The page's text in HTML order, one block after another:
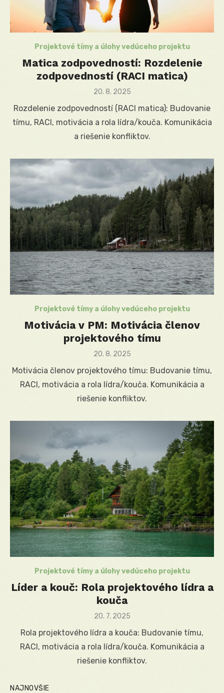
Projektové tímy a úlohy vedúceho projektu
Matica zodpovedností: Rozdelenie
zodpovedností (RACI matica)
Posted
20. 8. 2025
Rozdelenie zodpovedností (RACI matica): Budovanie
tímu, RACI, motivácia a rola lídra/kouča. Komunikácia
a riešenie konfliktov.
Projektové tímy a úlohy vedúceho projektu
Motivácia v PM: Motivácia členov
projektového tímu
Posted
20. 8. 2025
Motivácia členov projektového tímu: Budovanie tímu,
RACI, motivácia a rola lídra/kouča. Komunikácia a
riešenie konfliktov.
Projektové tímy a úlohy vedúceho projektu
Líder a kouč: Rola projektového lídra a
kouča
Posted
20. 7. 2025
Rola projektového lídra a kouča: Budovanie tímu,
RACI, motivácia a rola lídra/kouča. Komunikácia a
riešenie konfliktov.
NAJNOVŠIE